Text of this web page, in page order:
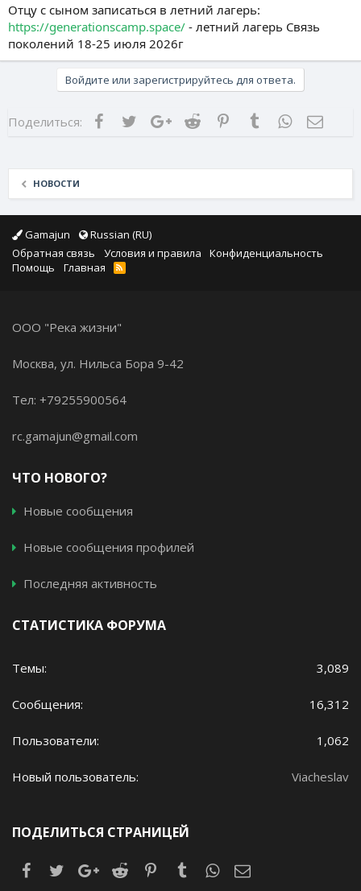
Отцу с сыном записаться в летний лагерь:
https://generationscamp.space/ - летний лагерь Связь
поколений 18-25 июля 2026г
Войдите или зарегистрируйтесь для ответа.
Поделиться: FacebookTwitterGoogle+
Reddit Pinterest
TumblrWhatsApp
НОВОСТИ
Gamajun
Russian (RU)
Обратная связь
Условия и правила
Конфиденциальность
Помощь
Главная
ООО "Река жизни"
Москва, ул. Нильса Бора 9-42
Тел: +79255900564
rc.gamajun@gmail.com
ЧТО НОВОГО?
Новые сообщения
Новые сообщения профилей
Последняя активность
СТАТИСТИКА ФОРУМА
Темы 3,089
Сообщения 16,312
Пользователи 1,062
Новый пользователь Viacheslav
ПОДЕЛИТЬСЯ СТРАНИЦЕЙ
FacebookTwitterGoogle+
Reddit Pinterest
TumblrWhatsAppЭлектронная почта